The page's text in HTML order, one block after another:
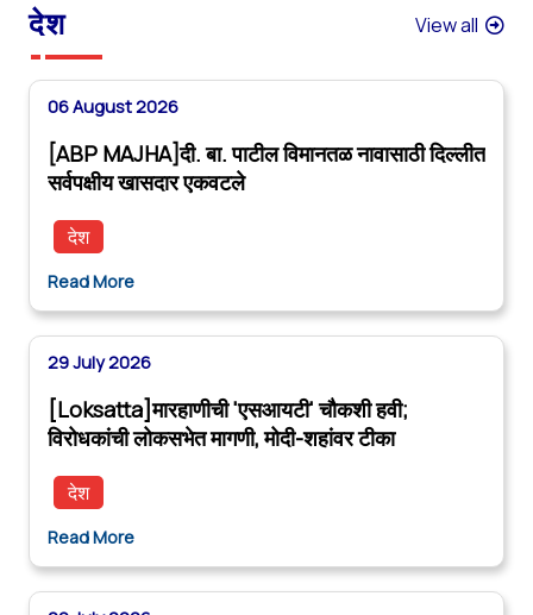
देश View all
06 August 2026
[ABP MAJHA]दी. बा. पाटील विमानतळ नावासाठी दिल्लीत
सर्वपक्षीय खासदार एकवटले
देश
Read More
29 July 2026
[Loksatta]मारहाणीची 'एसआयटी' चौकशी हवी;
विरोधकांची लोकसभेत मागणी, मोदी-शहांवर टीका
देश
Read More